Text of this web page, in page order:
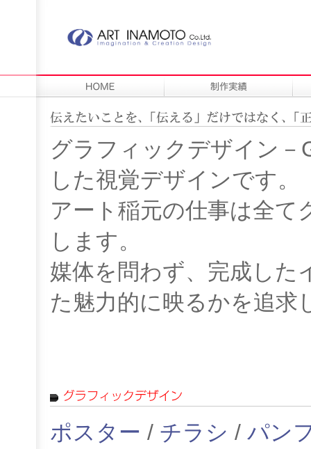
グラフィックデザイン－
した視覚デザインです。
アート稲元の仕事は全
します。
媒体を問わず、完成した
た魅力的に映るかを追求
ポスター / チラシ / パン